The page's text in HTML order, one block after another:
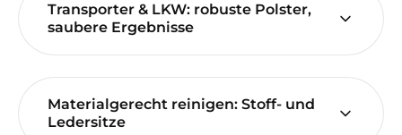
Transporter & LKW: robuste Polster,
saubere Ergebnisse
Materialgerecht reinigen: Stoff- und
Ledersitze